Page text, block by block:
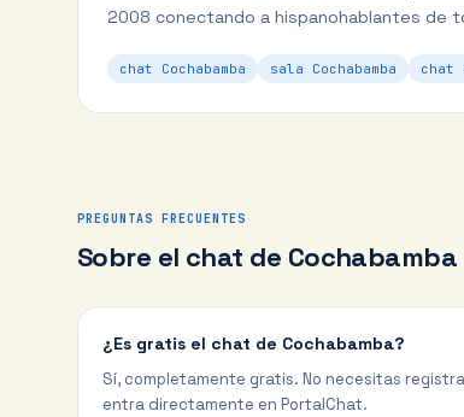
2008 conectando a hispanohablantes de
chat Cochabamba sala Cochabamba chat
PREGUNTAS FRECUENTES
Sobre el chat de Cochabamba
¿Es gratis el chat de Cochabamba?
Sí, completamente gratis. No necesitas
entra directamente en PortalChat.